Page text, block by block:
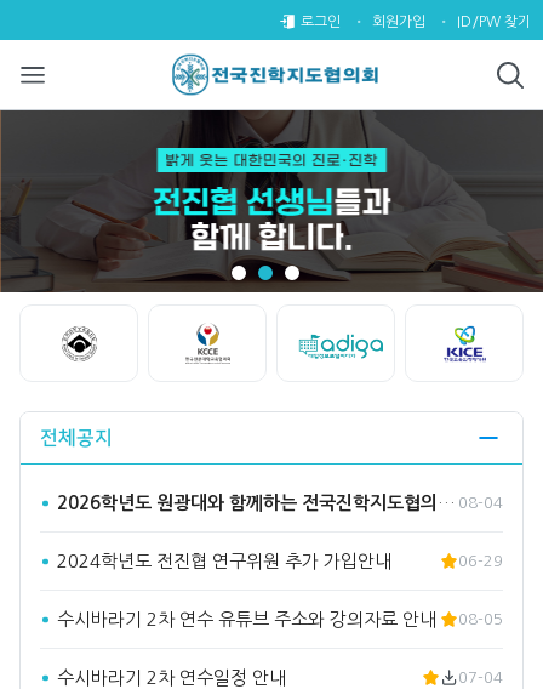
전국진학지도협의회
로그인 회원가입 ID/PW 찾기
전체공지
2026학년도 원광대와 함께하는 전국진학지도협의회 수시바라기2… 08-04
2024학년도 전진협 연구위원 추가 가입안내 06-29
수시바라기 2차 연수 유튜브 주소와 강의자료 안내 08-05
수시바라기 2차 연수일정 안내 07-04